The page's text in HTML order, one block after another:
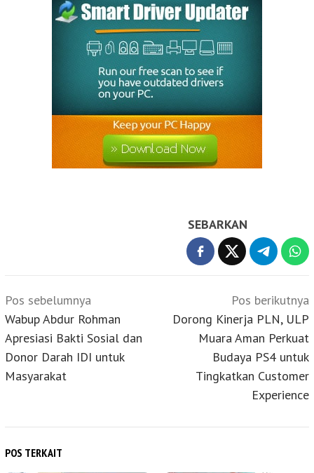
SEBARKAN
Navigasi
pos
Pos sebelumnya
Wabup Abdur Rohman
Apresiasi Bakti Sosial dan
Donor Darah IDI untuk
Masyarakat
Pos berikutnya
Dorong Kinerja PLN, ULP
Muara Aman Perkuat
Budaya PS4 untuk
Tingkatkan Customer
Experience
POS TERKAIT